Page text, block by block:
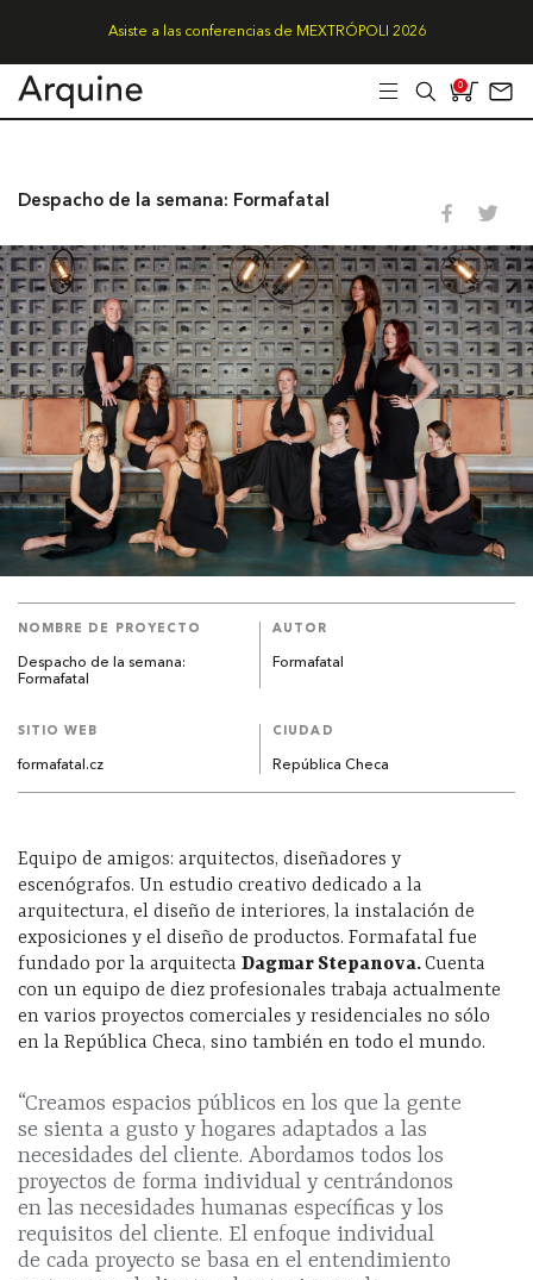
Asiste a las conferencias de MEXTRÓPOLI 2026
0
Despacho de la semana: Formafatal
NOMBRE DE PROYECTO
Despacho de la semana:
Formafatal
AUTOR
Formafatal
SITIO WEB
formafatal.cz
CIUDAD
República Checa
Equipo de amigos: arquitectos, diseñadores y
escenógrafos. Un estudio creativo dedicado a la
arquitectura, el diseño de interiores, la instalación de
exposiciones y el diseño de productos. Formafatal fue
fundado por la arquitecta Dagmar Stepanova.Cuenta
con un equipo de diez profesionales trabaja actualmente
en varios proyectos comerciales y residenciales no sólo
en la República Checa, sino también en todo el mundo.
“Creamos espacios públicos en los que la gente
se sienta a gusto y hogares adaptados a las
necesidades del cliente. Abordamos todos los
proyectos de forma individual y centrándonos
en las necesidades humanas específicas y los
requisitos del cliente. El enfoque individual
de cada proyecto se basa en el entendimiento